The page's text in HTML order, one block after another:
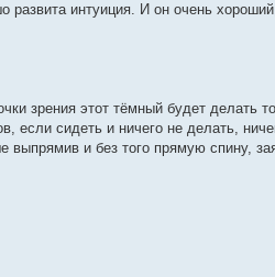
интуиция. И он очень
зрения этот тёмный будет делать
если сидеть и ничего не делать,
и без того прямую спину,